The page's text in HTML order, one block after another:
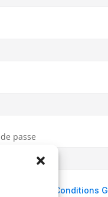
passe
Conditions